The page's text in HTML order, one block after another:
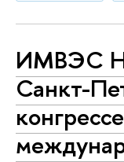
ИМВЭС
Санкт-